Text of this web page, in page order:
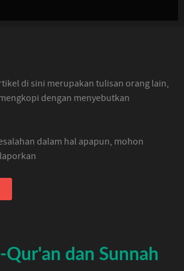
di sini merupakan tulisan orang lain,
dengan menyebutkan
dalam hal apapun, mohon
Qur'an dan Sunnah